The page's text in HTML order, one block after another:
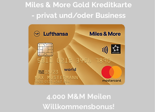
Miles & More Gold Kreditkarte​
- privat und/oder Business
4.000 M&M Meilen
Willkommensbonus!